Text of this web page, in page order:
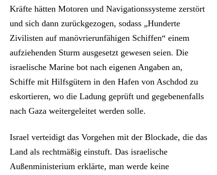
Kräfte hätten Motoren und Navigationssysteme zerstört
und sich dann zurückgezogen, sodass „Hunderte
Zivilisten auf manövrierunfähigen Schiffen“ einem
aufziehenden Sturm ausgesetzt gewesen seien. Die
israelische Marine bot nach eigenen Angaben an,
Schiffe mit Hilfsgütern in den Hafen von Aschdod zu
eskortieren, wo die Ladung geprüft und gegebenenfalls
nach Gaza weitergeleitet werden solle.
Israel verteidigt das Vorgehen mit der Blockade, die das
Land als rechtmäßig einstuft. Das israelische
Außenministerium erklärte, man werde keine